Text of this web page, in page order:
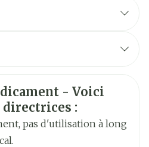
1 x par jour
y compris de
à l'heure du
(GSK)
la sécurité
- Voici
directrices :
pas d'utilisation à long